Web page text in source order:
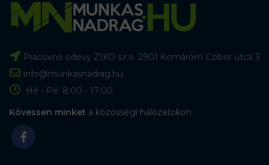
Pracovné odevy ZIKO s.r.o. 2901 Komárom Czibor utca 3
info@munkasnadrag.hu
Hé - Pé: 8:00 - 17:00
Kövessen minket a közösségi hálózatokon